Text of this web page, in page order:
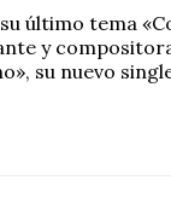
último tema
y
su nuevo